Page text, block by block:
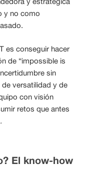
y no como
es conseguir hacer
de “impossible is
sin
versatilidad y de
con visión
retos que antes
El know-how